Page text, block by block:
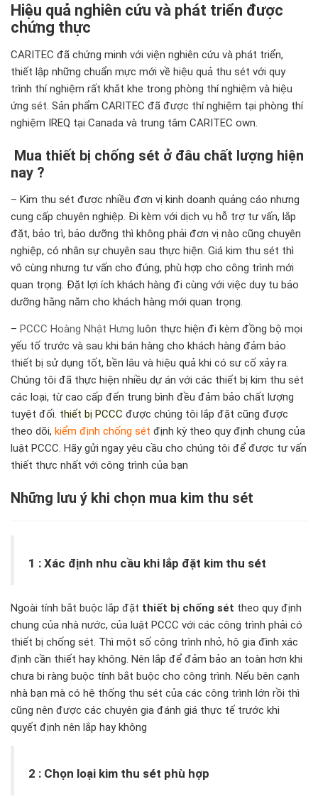
Hiệu quả nghiên cứu và phát triển được
chứng thực
CARITEC đã chứng minh với viện nghiên cứu và phát triển,
thiết lập những chuẩn mực mới về hiệu quả thu sét với quy
trình thí nghiệm rất khắt khe trong phòng thí nghiệm và hiệu
ứng sét. Sản phẩm CARITEC đã được thí nghiệm tại phòng thí
nghiệm IREQ tại Canada và trung tâm CARITEC own.
Mua thiết bị chống sét ở đâu chất lượng hiện
nay ?
– Kim thu sét được nhiều đơn vị kinh doanh quảng cáo nhưng
cung cấp chuyên nghiệp. Đi kèm với dịch vụ hỗ trợ tư vấn, lắp
đặt, bảo trì, bảo dưỡng thì không phải đơn vị nào cũng chuyên
nghiệp, có nhân sự chuyên sau thực hiện. Giá kim thu sét thì
vô cùng nhưng tư vấn cho đúng, phù hợp cho công trình mới
quan trọng. Đặt lợi ích khách hàng đi cùng với việc duy tu bảo
dưỡng hằng năm cho khách hàng mới quan trọng.
– PCCC Hoàng Nhật Hưng luôn thực hiện đi kèm đồng bộ mọi
yếu tố trước và sau khi bán hàng cho khách hàng đảm bảo
thiết bị sử dụng tốt, bền lâu và hiệu quả khi có sư cố xảy ra.
Chúng tôi đã thực hiện nhiều dự án với các thiết bị kim thu sét
các loại, từ cao cấp đến trung bình đều đảm bảo chất lượng
tuyệt đối. thiết bị PCCC được chúng tôi lắp đặt cũng được
theo dõi, kiểm định chống sét định kỳ theo quy định chung của
luật PCCC. Hãy gửi ngay yêu cầu cho chúng tôi để được tư vấn
thiết thực nhất với công trình của bạn
Những lưu ý khi chọn mua kim thu sét
1 : Xác định nhu cầu khi lắp đặt kim thu sét
Ngoài tính bắt buộc lắp đặt thiết bị chống sét theo quy định
chung của nhà nước, của luật PCCC với các công trình phải có
thiết bị chống sét. Thì một số công trình nhỏ, hộ gia đình xác
định cần thiết hay không. Nên lắp để đảm bảo an toàn hơn khi
chưa bi ràng buộc tính bắt buộc cho công trình. Nếu bên cạnh
nhà bạn mà có hệ thống thu sét của các công trình lớn rồi thì
cũng nên được các chuyên gia đánh giá thực tế trước khi
quyết định nên lắp hay không
2 : Chọn loại kim thu sét phù hợp